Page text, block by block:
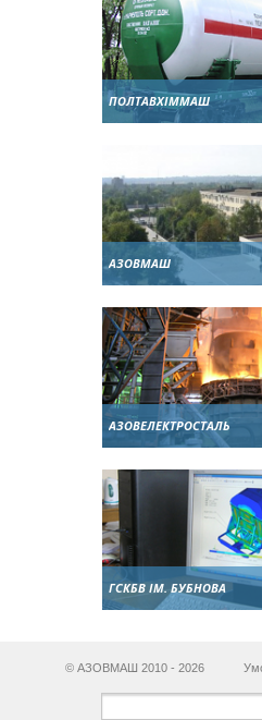
ПОЛТАВХІММАШ
АЗОВМАШ
АЗОВЕЛЕКТРОСТАЛЬ
ГСКБВ ІМ. БУБНОВА
© АЗОВМАШ 2010 - 2026